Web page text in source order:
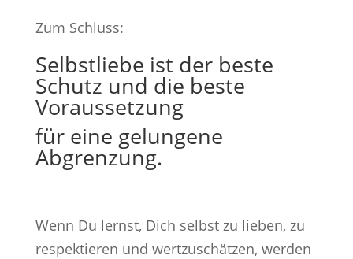
Zum Schluss:
Selbstliebe ist der beste
Schutz und die beste
Voraussetzung
für eine gelungene
Abgrenzung.
Wenn Du lernst, Dich selbst zu lieben, zu
respektieren und wertzuschätzen, werden